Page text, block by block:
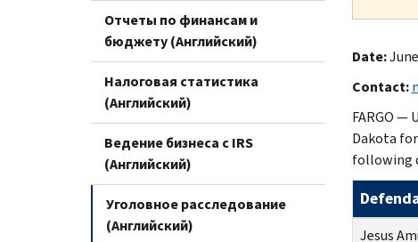
Отчеты по финансам и
бюджету (Английский)
Налоговая статистика
(Английский)
Ведение бизнеса с IRS
(Английский)
Уголовное расследование
(Английский)
Date:
Contact:
FARGO —
Dakota
following
Jesus